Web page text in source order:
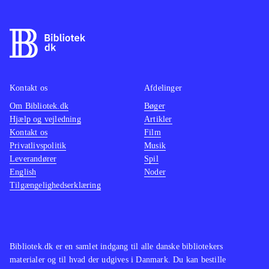
versionen af FIFA 13 ikke med her,
fx skill games og ultimate team,
minder det mere om FIFA 12, blot
med ny styring og opdaterede navne
Der er ikke andre fodboldspil til
WiiU endnu
Alt i alt et godt fodboldspil til WiiU,
som nok mangler de andre konsollers
nyheder, men byder på en
Bibliotek.dk er en samlet indgang til alle danske bibliotekers
materialer og til hvad der udgives i Danmark. Du kan bestille
Kontakt os
Om Bibliotek.dk
Hjælp og vejledning
Kontakt os
Privatlivspolitik
Leverandører
English
Tilgængelighedserklæring
Afdelinger
Bøger
Artikler
Film
Musik
Spil
Noder